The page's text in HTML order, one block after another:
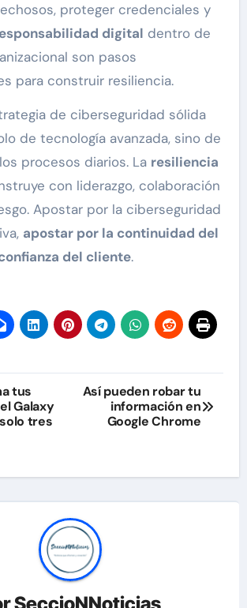
proteger credenciales y
digital dentro de
son pasos
para construir resiliencia.
de ciberseguridad sólida
de tecnología avanzada, sino de
procesos diarios. La resiliencia
con liderazgo, colaboración
Apostar por la ciberseguridad
apostar por la continuidad del
del cliente.
tus
Galaxy
tres
Así pueden robar tu
información en
Google Chrome
SeccioNNoticias